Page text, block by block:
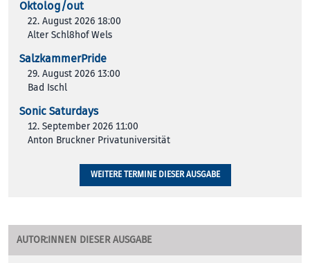
Oktolog/out
22. August 2026 18:00
Alter Schl8hof Wels
SalzkammerPride
29. August 2026 13:00
Bad Ischl
Sonic Saturdays
12. September 2026 11:00
Anton Bruckner Privatuniversität
WEITERE TERMINE DIESER AUSGABE
AUTOR:INNEN DIESER AUSGABE